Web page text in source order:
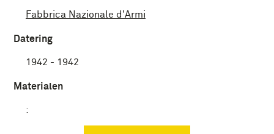
Fabbrica Nazionale d'Armi
Datering
1942 - 1942
Materialen
: